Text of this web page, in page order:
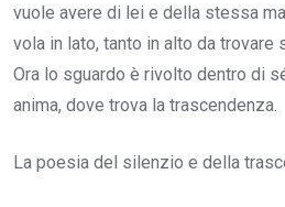
vuole avere di lei e della stessa
vola in lato, tanto in alto da trovare
Ora lo sguardo è rivolto dentro di
anima, dove trova la trascendenza.
La poesia del silenzio e della